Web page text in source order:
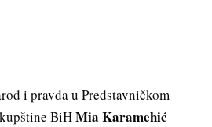
i pravda u Predstavničkom
BiHMia Karamehić